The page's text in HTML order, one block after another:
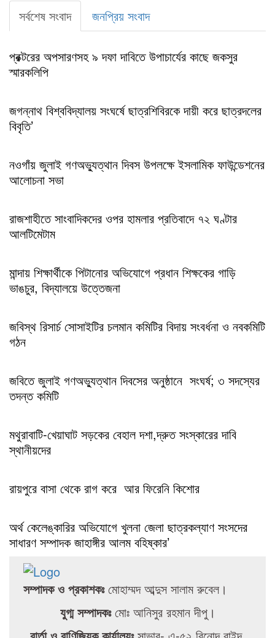
সর্বশেষ সংবাদ
জনপ্রিয় সংবাদ
প্রক্টরের অপসারণসহ ৯ দফা দাবিতে উপাচার্যের কাছে জকসুর
স্মারকলিপি
জগন্নাথ বিশ্ববিদ্যালয় সংঘর্ষে ছাত্রশিবিরকে দায়ী করে ছাত্রদলের
বিবৃতি’
নওগাঁয় জুলাই গণঅভ্যুত্থান দিবস উপলক্ষে ইসলামিক ফাউন্ডেশনের
আলোচনা সভা
রাজশাহীতে সাংবাদিকদের ওপর হামলার প্রতিবাদে ৭২ ঘণ্টার
আলটিমেটাম
মান্দায় শিক্ষার্থীকে পিটানোর অভিযোগে প্রধান শিক্ষকের গাড়ি
ভাঙচুর, বিদ্যালয়ে উত্তেজনা
জবিস্থ রিসার্চ সোসাইটির চলমান কমিটির বিদায় সংবর্ধনা ও নবকমিটি
গঠন
জবিতে জুলাই গণঅভ্যুত্থান দিবসের অনুষ্ঠানে সংঘর্ষ; ৩ সদস্যের
তদন্ত কমিটি
মথুরাবাটি-খেয়াঘাট সড়কের বেহাল দশা,দ্রুত সংস্কারের দাবি
স্থানীয়দের
রায়পুরে বাসা থেকে রাগ করে আর ফিরেনি কিশোর
অর্থ কেলেঙ্কারির অভিযোগে খুলনা জেলা ছাত্রকল্যাণ সংসদের
সাধারণ সম্পাদক জাহাঙ্গীর আলম বহিষ্কার’
সম্পাদক ও প্রকাশকঃমোহাম্মদ আব্দুস সালাম রুবেল।
যুগ্ম সম্পাদকঃমোঃ আনিসুর রহমান দীপু।